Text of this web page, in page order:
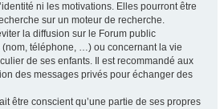
ni les motivations. Elles pourront être
sur un moteur de recherche.
la diffusion sur le Forum public
(nom, téléphone, …) ou concernant la vie
de ses enfants. Il est recommandé aux
des messages privés pour échanger des
être conscient qu’une partie de ses propres